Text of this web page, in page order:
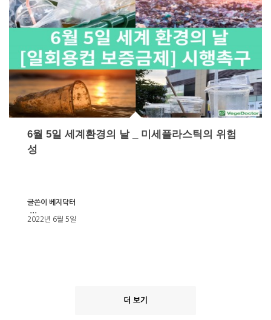
6월 5일 세계환경의 날 _ 미세플라스틱의 위험
성
...
2022년 6월 5일
글쓴이 베지닥터
더 보기